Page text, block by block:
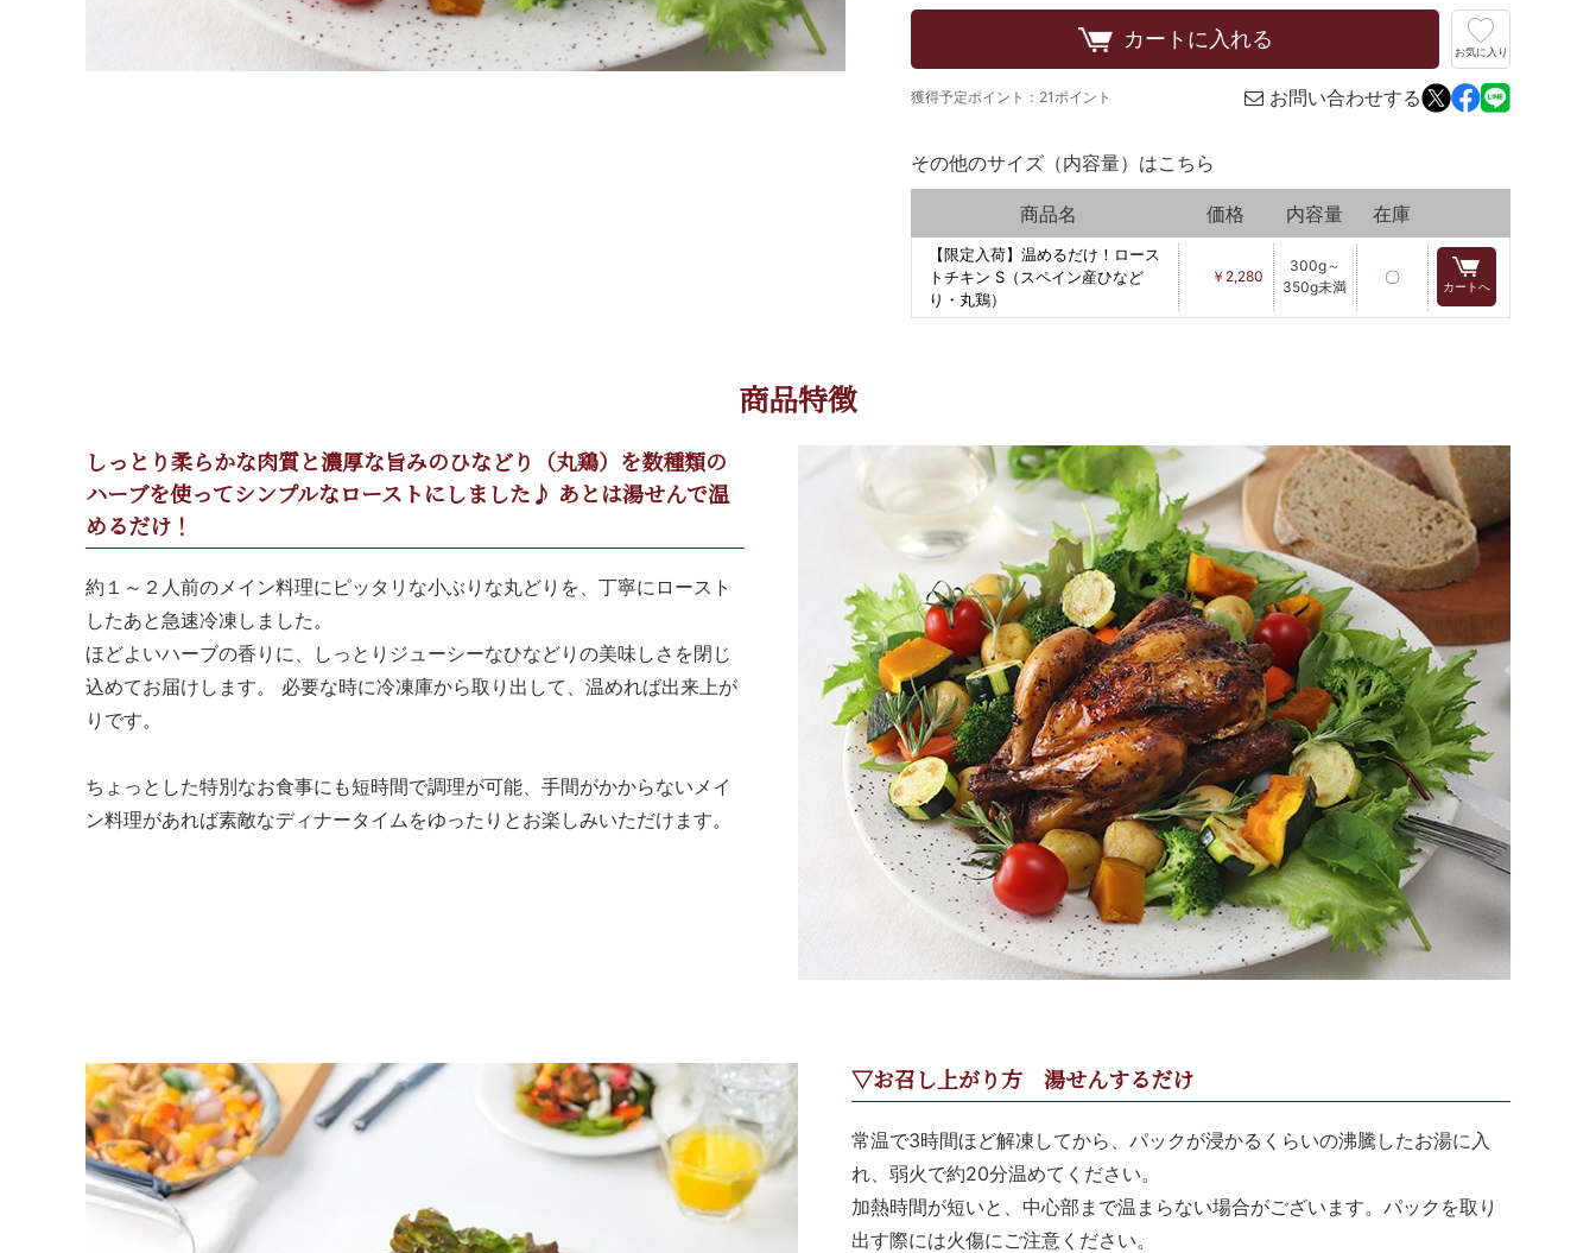
カートに入れる
お気に入り
獲得予定ポイント：21ポイント お問い合わせする
その他のサイズ（内容量）はこちら
商品名 価格 内容量 在庫
【限定入荷】温めるだけ！ロース
トチキン S（スペイン産ひなど
り・丸鶏）
￥2,280
300g～
350g未満
〇
カートへ
商品特徴
しっとり柔らかな肉質と濃厚な旨みのひなどり（丸鶏）を数種類の
ハーブを使ってシンプルなローストにしました♪ あとは湯せんで温
めるだけ！
約１～２人前のメイン料理にピッタリな小ぶりな丸どりを、丁寧にロースト
したあと急速冷凍しました。
ほどよいハーブの香りに、しっとりジューシーなひなどりの美味しさを閉じ
込めてお届けします。 必要な時に冷凍庫から取り出して、温めれば出来上が
りです。
ちょっとした特別なお食事にも短時間で調理が可能、手間がかからないメイ
ン料理があれば素敵なディナータイムをゆったりとお楽しみいただけます。
▽お召し上がり方 湯せんするだけ
常温で3時間ほど解凍してから、パックが浸かるくらいの沸騰したお湯に入
れ、弱火で約20分温めてください。
加熱時間が短いと、中心部まで温まらない場合がございます。パックを取り
出す際には火傷にご注意ください。